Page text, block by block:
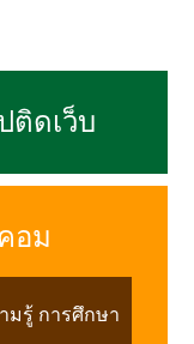
ติดเว็บ
อม
มรู้ การศึกษา